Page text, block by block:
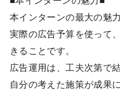
本インターンの最大の魅力
実際の広告予算を使って
きることです。
広告運用は、工夫次第で
自分の考えた施策が成果